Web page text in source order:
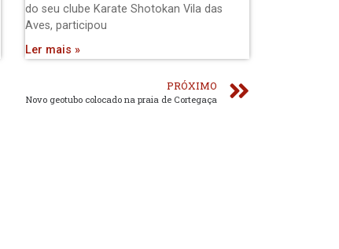
do seu clube Karate Shotokan Vila das
Aves, participou
Ler mais »
PRÓXIMO
Novo geotubo colocado na praia de Cortegaça